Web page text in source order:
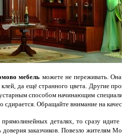
мебель можете не переживать.
да ещё странного цвета. Другие
способом начинающим
сдирается. Обращайте внимание на
деталях, то сразу
заказчиков. Повезло жителям